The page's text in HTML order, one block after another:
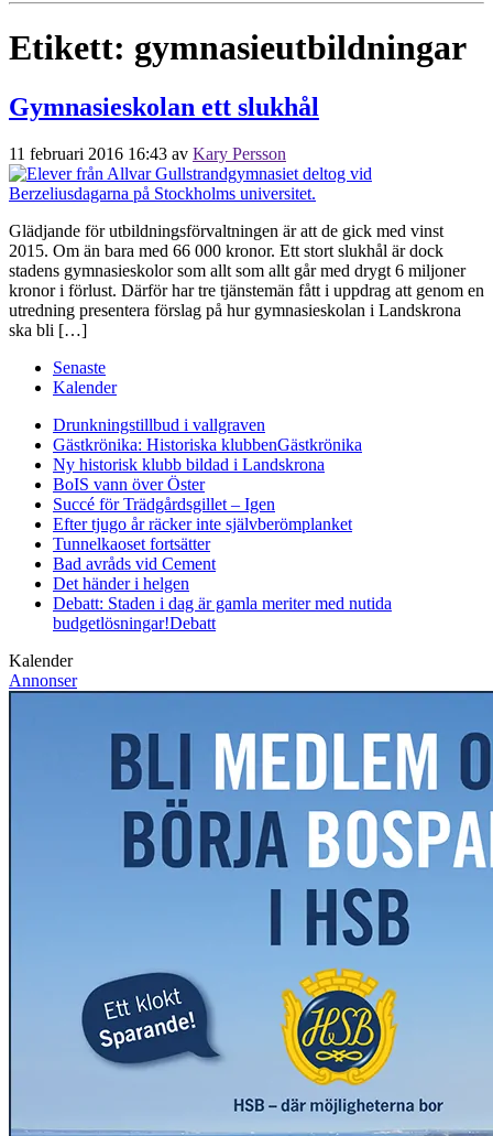
Etikett: gymnasieutbildningar
Gymnasieskolan ett slukhål
11 februari 2016 16:43 av Kary Persson
Glädjande för utbildningsförvaltningen är att de gick med vinst
2015. Om än bara med 66 000 kronor. Ett stort slukhål är dock
stadens gymnasieskolor som allt som allt går med drygt 6 miljoner
kronor i förlust. Därför har tre tjänstemän fått i uppdrag att genom en
utredning presentera förslag på hur gymnasieskolan i Landskrona
ska bli […]
Senaste
Kalender
Drunkningstillbud i vallgraven
Gästkrönika: Historiska klubbenGästkrönika
Ny historisk klubb bildad i Landskrona
BoIS vann över Öster
Succé för Trädgårdsgillet – Igen
Efter tjugo år räcker inte självberömplanket
Tunnelkaoset fortsätter
Bad avråds vid Cement
Det händer i helgen
Debatt: Staden i dag är gamla meriter med nutida
budgetlösningar!Debatt
Kalender
Annonser